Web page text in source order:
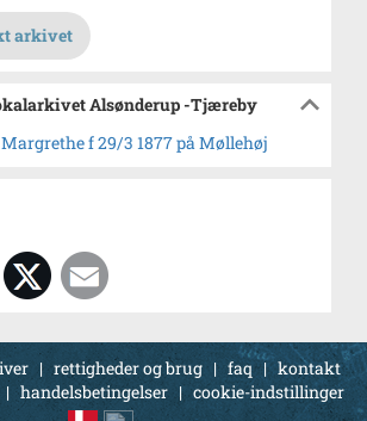
arkivet
Alsønderup -Tjæreby
f 29/3 1877 på Møllehøj
| rettigheder og brug | faq | kontakt
| handelsbetingelser | cookie-indstillinger